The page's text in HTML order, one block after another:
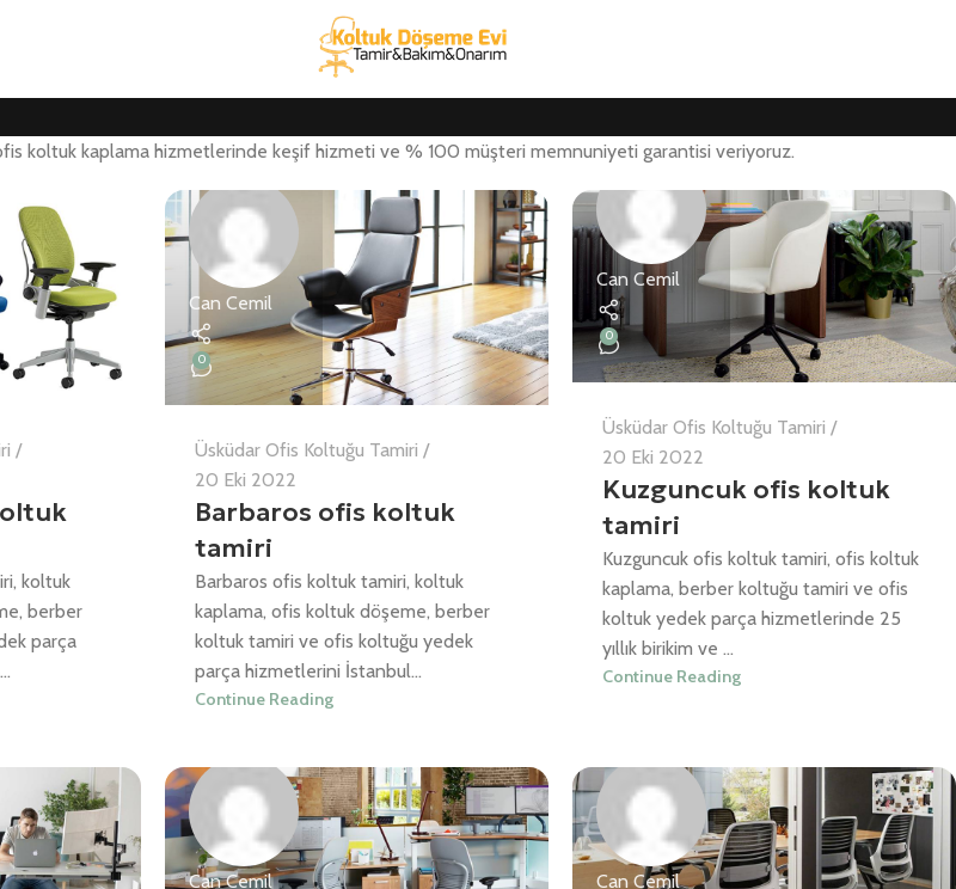
koltuk kaplama hizmetlerinde keşif hizmeti ve % 100 müşteri memnuniyeti garantisi veriyoruz.
koltuk
berber
parça
Can Cemil
0
Üsküdar Ofis Koltuğu Tamiri
20 Eki 2022
Barbaros ofis koltuk
tamiri
Barbaros ofis koltuk tamiri, koltuk
kaplama, ofis koltuk döşeme, berber
koltuk tamiri ve ofis koltuğu yedek
parça hizmetlerini İstanbul...
Continue Reading
Can Cemil
0
Üsküdar Ofis Koltuğu Tamiri
20 Eki 2022
Kuzguncuk ofis koltuk
tamiri
Kuzguncuk ofis koltuk tamiri, ofis koltuk
kaplama, berber koltuğu tamiri ve ofis
koltuk yedek parça hizmetlerinde 25
yıllık birikim ve ...
Continue Reading
Can Cemil Can Cemil